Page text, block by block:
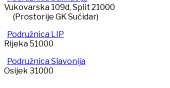
Vukovarska 109d, Split 21000
(Prostorije GK Sućidar)
Podružnica LIP
Rijeka 51000
Podružnica Slavonija
Osijek 31000